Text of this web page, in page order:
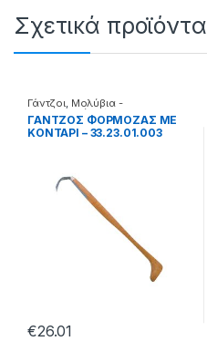
Σχετικά προϊόντα
Γάντζοι Μολύβια -
Μαλαγρωτές
ΓΑΝΤΖΟΣ ΦΟΡΜΟΖΑΣ ΜΕ
ΚΟΝΤΑΡΙ – 33.23.01.003
€26.01